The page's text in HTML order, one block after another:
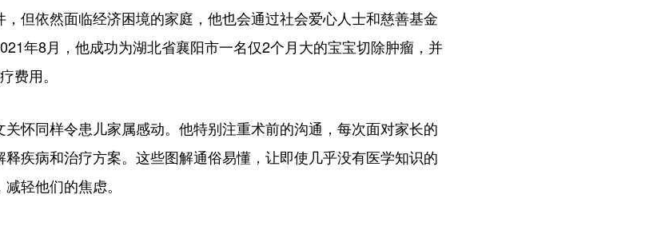
但依然面临经济困境的家庭，他也会通过社会爱心人士和慈善基金
年8月，他成功为湖北省襄阳市一名仅2个月大的宝宝切除肿瘤，并
费用。
同样令患儿家属感动。他特别注重术前的沟通，每次面对家长的
疾病和治疗方案。这些图解通俗易懂，让即使几乎没有医学知识的
轻他们的焦虑。